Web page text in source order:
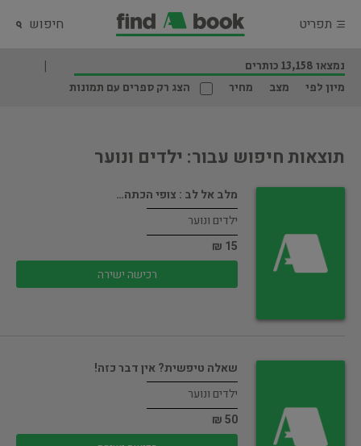
תפריט חיפוש
נמצאו 13,158 כותרים
מיון לפי
מצב מחיר הצג רק ספרים עם תמונות
תוצאות חיפוש עבור: ילדים ונוער
מלב אל לב : צופי הכתה…
ילדים ונוער
15 ₪
רכישה ישירה
שאלה טיפשית? אין דבר כזה!
ילדים ונוער
50 ₪